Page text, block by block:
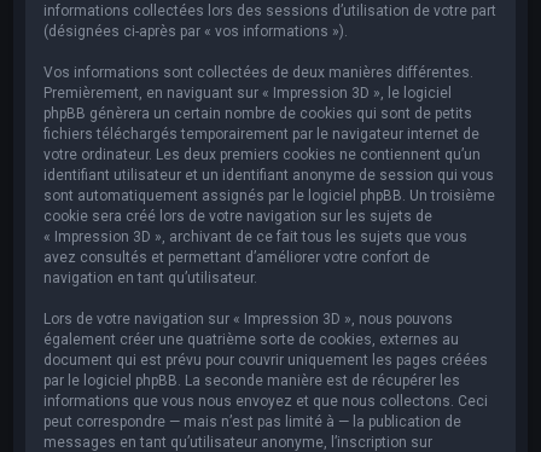
informations collectées lors des sessions d’utilisation de votre part
(désignées ci-après par « vos informations »).
Vos informations sont collectées de deux manières différentes.
Premièrement, en naviguant sur « Impression 3D », le logiciel
phpBB génèrera un certain nombre de cookies qui sont de petits
fichiers téléchargés temporairement par le navigateur internet de
votre ordinateur. Les deux premiers cookies ne contiennent qu’un
identifiant utilisateur et un identifiant anonyme de session qui vous
sont automatiquement assignés par le logiciel phpBB. Un troisième
cookie sera créé lors de votre navigation sur les sujets de
« Impression 3D », archivant de ce fait tous les sujets que vous
avez consultés et permettant d’améliorer votre confort de
navigation en tant qu’utilisateur.
Lors de votre navigation sur « Impression 3D », nous pouvons
également créer une quatrième sorte de cookies, externes au
document qui est prévu pour couvrir uniquement les pages créées
par le logiciel phpBB. La seconde manière est de récupérer les
informations que vous nous envoyez et que nous collectons. Ceci
peut correspondre — mais n’est pas limité à — la publication de
messages en tant qu’utilisateur anonyme, l’inscription sur